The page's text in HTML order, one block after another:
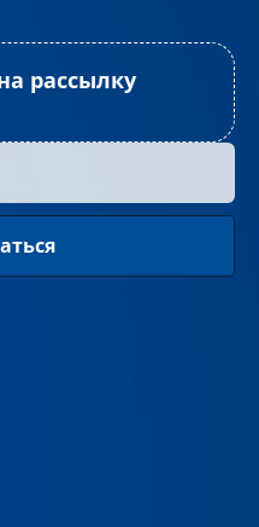
рассылку